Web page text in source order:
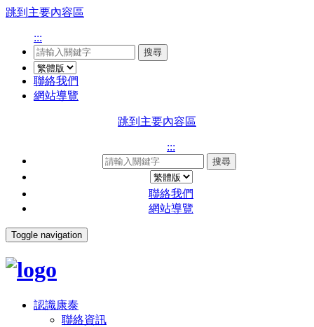
跳到主要內容區
:::
搜尋
聯絡我們
網站導覽
跳到主要內容區
:::
搜尋
聯絡我們
網站導覽
Toggle navigation
認識康泰
聯絡資訊